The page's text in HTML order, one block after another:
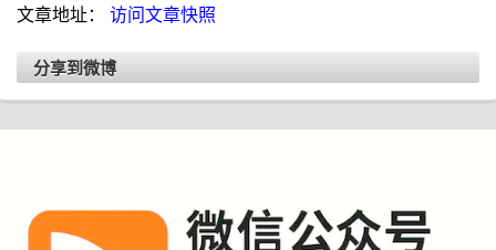
文章地址： 访问文章快照
分享到微博